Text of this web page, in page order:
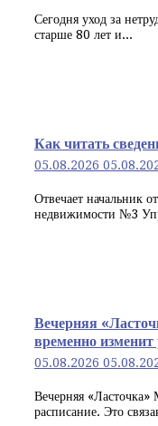
Сегодня уход за
старше 80 лет и...
Как читать
05.08.2026
Отвечает начальник
недвижимости №3
Вечерняя
временно изменит
05.08.2026
Вечерняя
расписание. Это